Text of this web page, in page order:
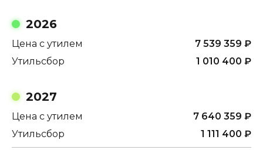
2026
Цена с утилем 7 539 359 ₽
Утильсбор
1 010 400 ₽
2027
Цена с утилем 7 640 359 ₽
Утильсбор
1 111 400 ₽